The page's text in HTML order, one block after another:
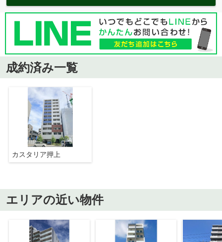
成約済み一覧
カスタリア押上
エリアの近い物件